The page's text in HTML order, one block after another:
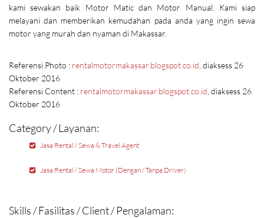
kami sewakan baik Motor Matic dan Motor Manual. Kami siap
melayani dan memberikan kemudahan pada anda yang ingin sewa
motor yang murah dan nyaman di Makassar.
Referensi Photo : rentalmotormakassar.blogspot.co.id , diaksess 26
Oktober 2016
Referensi Content : rentalmotormakassar.blogspot.co.id , diaksess 26
Oktober 2016
Category / Layanan:
Jasa Rental / Sewa & Travel Agent
Jasa Rental / Sewa Motor (Dengan / Tanpa Driver)
Skills / Fasilitas / Client / Pengalaman: